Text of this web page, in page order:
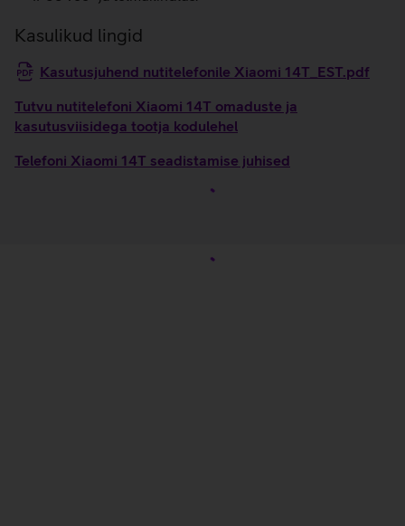
Kasulikud lingid
Kasutusjuhend nutitelefonile Xiaomi 14T_EST.pdf
Tutvu nutitelefoni Xiaomi 14T omaduste ja
kasutusviisidega tootja kodulehel
Telefoni Xiaomi 14T seadistamise juhised